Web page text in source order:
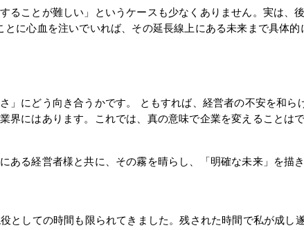
ることが難しい」というケースも少なくありません。実は、
とに心血を注いでいれば、その延長線上にある未来まで具体
」にどう向き合うかです。 ともすれば、経営者の不安を和
界にはあります。これでは、真の意味で企業を変えることは
ある経営者様と共に、その霧を晴らし、「明確な未来」を描
としての時間も限られてきました。残された時間で私が成し